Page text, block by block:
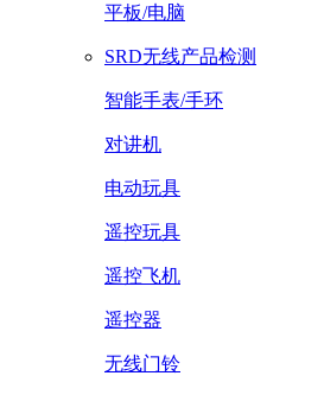
平板/电脑
SRD无线产品检测
智能手表/手环
对讲机
电动玩具
遥控玩具
遥控飞机
遥控器
无线门铃